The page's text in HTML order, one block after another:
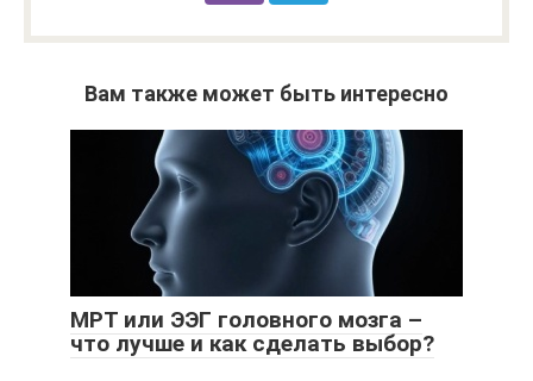
Вам также может быть интересно
МРТ или ЭЭГ головного мозга –
что лучше и как сделать выбор?